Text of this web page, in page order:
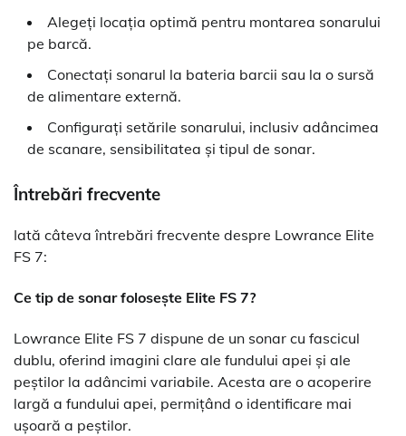
Alegeți locația optimă pentru montarea sonarului
pe barcă.
Conectați sonarul la bateria barcii sau la o sursă
de alimentare externă.
Configurați setările sonarului, inclusiv adâncimea
de scanare, sensibilitatea și tipul de sonar.
Întrebări frecvente
Iată câteva întrebări frecvente despre Lowrance Elite
FS 7:
Ce tip de sonar folosește Elite FS 7?
Lowrance Elite FS 7 dispune de un sonar cu fascicul
dublu, oferind imagini clare ale fundului apei și ale
peștilor la adâncimi variabile. Acesta are o acoperire
largă a fundului apei, permițând o identificare mai
ușoară a peștilor.